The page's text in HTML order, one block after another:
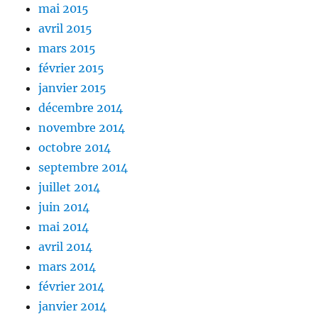
mai 2015
avril 2015
mars 2015
février 2015
janvier 2015
décembre 2014
novembre 2014
octobre 2014
septembre 2014
juillet 2014
juin 2014
mai 2014
avril 2014
mars 2014
février 2014
janvier 2014